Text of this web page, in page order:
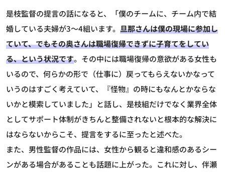
是枝監督の提言の話になると、「僕のチームに、チーム内で結
婚している夫婦が3～4組います。 旦那さんは僕の現場に参加し
ていて、でもその奥さんは職場復帰できずに子育てをしてい
る、という状況です。その中には職場復帰の意欲がある女性も
いるので、何らかの形で（仕事に）戻ってもらえないかなって
いうのはすごく考えていて、『怪物』の時にもなんとかならな
いかと模索していました」と話し、是枝組だけでなく業界全体
としてサポート体制がきちんと整備されないと根本的な解決に
はならないからこそ、提言をするに至ったと述べた。
また、男性監督の作品には、女性から観ると違和感のあるシー
ンがある場合があることも話題に上がった。これに対し、伴瀬